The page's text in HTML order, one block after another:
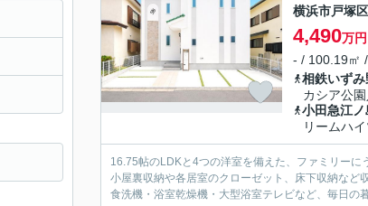
横浜市戸塚
4,490万円
- / 100.19㎡
相鉄いずみ
カシア公
小田急江ノ
リームハ
16.75帖のLDKと4つの洋室を備えた、ファミリーに
小屋裏収納や各居室のクローゼット、床下収納など
食洗機・浴室乾燥機・大型浴室テレビなど、毎日の